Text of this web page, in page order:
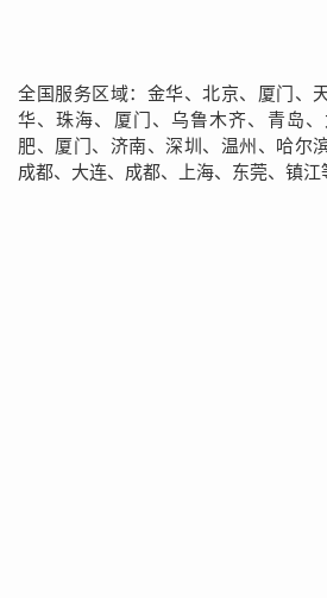
全国服务区域：金华、北京、厦门、
华、珠海、厦门、乌鲁木齐、青岛
肥、厦门、济南、深圳、温州、哈尔
成都、大连、成都、上海、东莞、镇江